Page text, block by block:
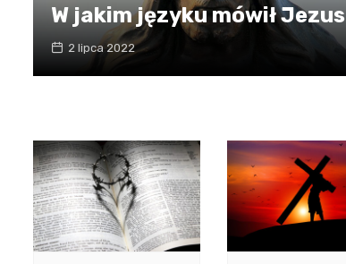
W jakim języku mówił Jezus
2 lipca 2022